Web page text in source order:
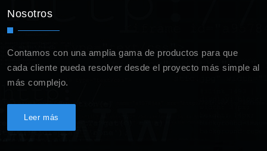
Nosotros
Contamos con una amplia gama de productos para que
cada cliente pueda resolver desde el proyecto más simple al
más complejo.
Leer más